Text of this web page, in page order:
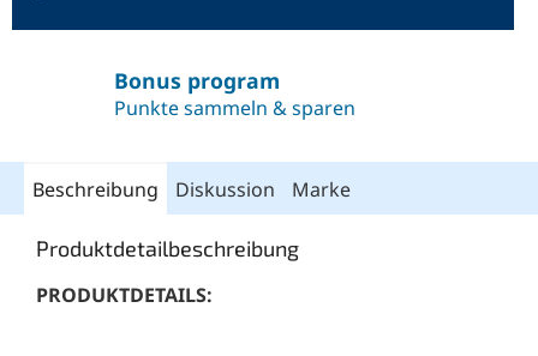
Bonus program
Punkte sammeln & sparen
Beschreibung Diskussion Marke
Produktdetailbeschreibung
PRODUKTDETAILS: